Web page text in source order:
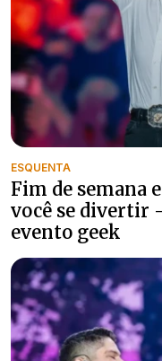
ESQUENTA
Fim de semana
você se divertir
evento geek